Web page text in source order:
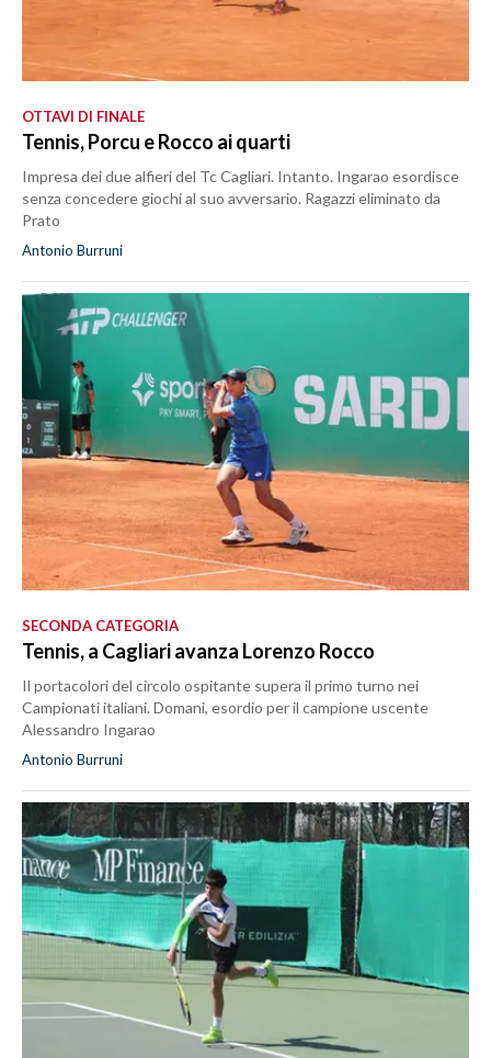
OTTAVI DI FINALE
Tennis, Porcu e Rocco ai quarti
Impresa dei due alfieri del Tc Cagliari. Intanto. Ingarao esordisce
senza concedere giochi al suo avversario. Ragazzi eliminato da
Prato
Antonio Burruni
SECONDA CATEGORIA
Tennis, a Cagliari avanza Lorenzo Rocco
Il portacolori del circolo ospitante supera il primo turno nei
Campionati italiani. Domani, esordio per il campione uscente
Alessandro Ingarao
Antonio Burruni